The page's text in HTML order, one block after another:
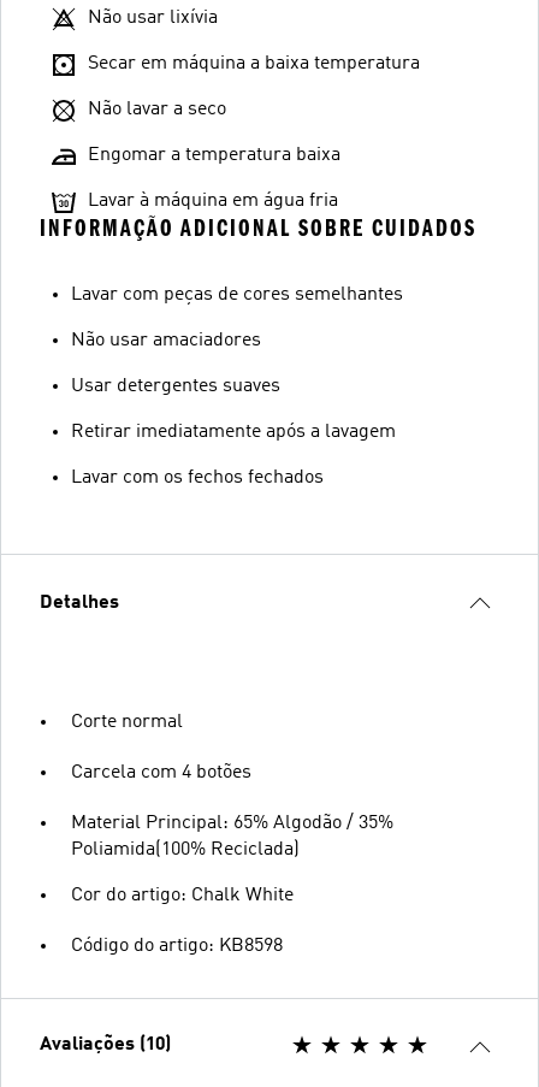
Não usar lixívia
Secar em máquina a baixa temperatura
Não lavar a seco
Engomar a temperatura baixa
Lavar à máquina em água fria
INFORMAÇÃO ADICIONAL SOBRE CUIDADOS
Lavar com peças de cores semelhantes
Não usar amaciadores
Usar detergentes suaves
Retirar imediatamente após a lavagem
Lavar com os fechos fechados
Detalhes
Corte normal
Carcela com 4 botões
Material Principal: 65% Algodão / 35%
Poliamida(100% Reciclada)
Cor do artigo: Chalk White
Código do artigo: KB8598
Avaliações (10)